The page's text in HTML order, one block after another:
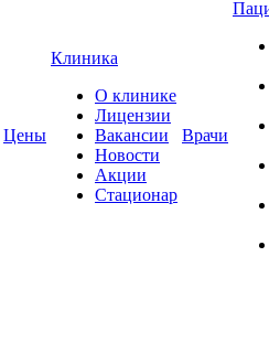
Цены
Клиника
О клинике
Лицензии
Вакансии
Новости
Акции
Стационар
Врачи